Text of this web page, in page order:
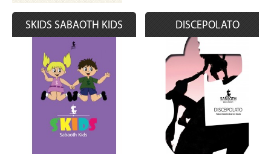
SKIDS SABAOTH KIDS DISCEPOLATO